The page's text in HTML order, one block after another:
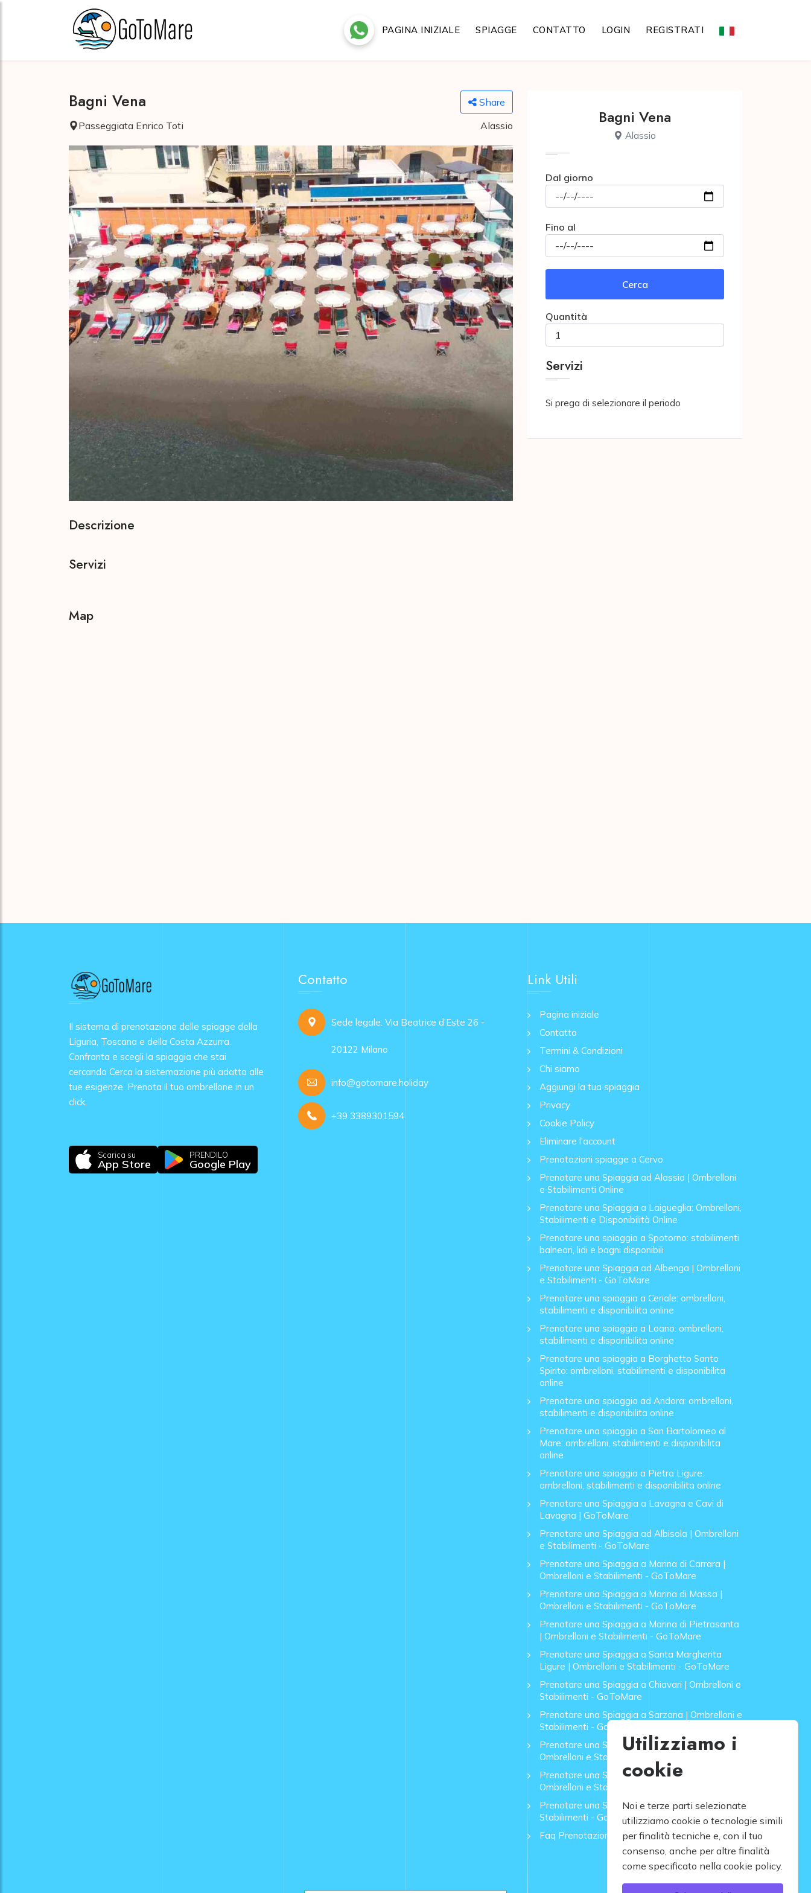
PAGINA INIZIALE SPIAGGE CONTATTO LOGIN REGISTRATI
Bagni Vena
Share
Passeggiata Enrico Toti
Alassio Bagni Vena
Alassio
Dal giorno
Fino al
Cerca
Quantità
Servizi
Si prega di selezionare il periodo
Descrizione
Servizi
Map
Il sistema di prenotazione delle spiagge della
Liguria, Toscana e della Costa Azzurra.
Confronta e scegli la spiaggia che stai
cercando Cerca la sistemazione più adatta alle
tue esigenze. Prenota il tuo ombrellone in un
click.
Scarica su
App Store
PRENDILO
Google Play
Contatto
Sede legale: Via Beatrice d'Este 26 -
20122 Milano
info@gotomare.holiday
+39 3389301594
Link Utili
Pagina iniziale
Contatto
Termini & Condizioni
Chi siamo
Aggiungi la tua spiaggia
Privacy
Cookie Policy
Eliminare l'account
Prenotazioni spiagge a Cervo
Prenotare una Spiaggia ad Alassio | Ombrelloni
e Stabilimenti Online
Prenotare una Spiaggia a Laigueglia: Ombrelloni,
Stabilimenti e Disponibilità Online
Prenotare una spiaggia a Spotorno: stabilimenti
balneari, lidi e bagni disponibili
Prenotare una Spiaggia ad Albenga | Ombrelloni
e Stabilimenti - GoToMare
Prenotare una spiaggia a Ceriale: ombrelloni,
stabilimenti e disponibilita online
Prenotare una spiaggia a Loano: ombrelloni,
stabilimenti e disponibilita online
Prenotare una spiaggia a Borghetto Santo
Spirito: ombrelloni, stabilimenti e disponibilita
online
Prenotare una spiaggia ad Andora: ombrelloni,
stabilimenti e disponibilita online
Prenotare una spiaggia a San Bartolomeo al
Mare: ombrelloni, stabilimenti e disponibilita
online
Prenotare una spiaggia a Pietra Ligure:
ombrelloni, stabilimenti e disponibilita online
Prenotare una Spiaggia a Lavagna e Cavi di
Lavagna | GoToMare
Prenotare una Spiaggia ad Albisola | Ombrelloni
e Stabilimenti - GoToMare
Prenotare una Spiaggia a Marina di Carrara |
Ombrelloni e Stabilimenti - GoToMare
Prenotare una Spiaggia a Marina di Massa |
Ombrelloni e Stabilimenti - GoToMare
Prenotare una Spiaggia a Marina di Pietrasanta
| Ombrelloni e Stabilimenti - GoToMare
Prenotare una Spiaggia a Santa Margherita
Ligure | Ombrelloni e Stabilimenti - GoToMare
Prenotare una Spiaggia a Chiavari | Ombrelloni e
Stabilimenti - GoToMare
Prenotare una Spiaggia a Sarzana | Ombrelloni e
Stabilimenti - GoToMare
Prenotare una Spiaggia a Forte dei Marmi |
Ombrelloni e Stabilimenti - GoToMare
Prenotare una Spiaggia a Lido di Camaiore |
Ombrelloni e Stabilimenti - GoToMare
Prenotare una Spiaggia a Rapallo | Ombrelloni e
Stabilimenti - GoToMare
Faq Prenotazione Spiagge
Utilizziamo i
cookie
Noi e terze parti selezionate
utilizziamo cookie o tecnologie simili
per finalità tecniche e, con il tuo
consenso, anche per altre finalità
come specificato nella cookie policy.